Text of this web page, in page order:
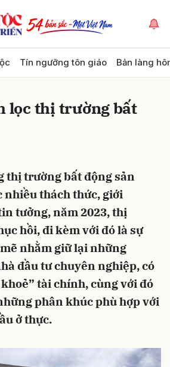
Tín ngưỡng tôn giáo Bản làng
lọc thị trường bất
thị trường bất động sản
nhiều thách thức, giới
tưởng, năm 2023, thị
hồi, đi kèm với đó là sự
nhằm giữ lại những
đầu tư chuyên nghiệp, có
tài chính, cùng với đó
phân khúc phù hợp với
ở thực.
Hủy Gửi